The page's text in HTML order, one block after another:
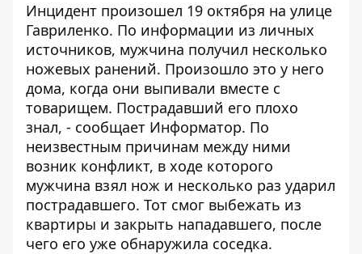
Инцидент произошел 19 октября на улице
Гавриленко. По информации из личных
источников, мужчина получил несколько
ножевых ранений. Произошло это у него
дома, когда они выпивали вместе с
товарищем. Пострадавший его плохо
знал, - сообщает Информатор. По
неизвестным причинам между ними
возник конфликт, в ходе которого
мужчина взял нож и несколько раз ударил
пострадавшего. Тот смог выбежать из
квартиры и закрыть нападавшего, после
чего его уже обнаружила соседка.